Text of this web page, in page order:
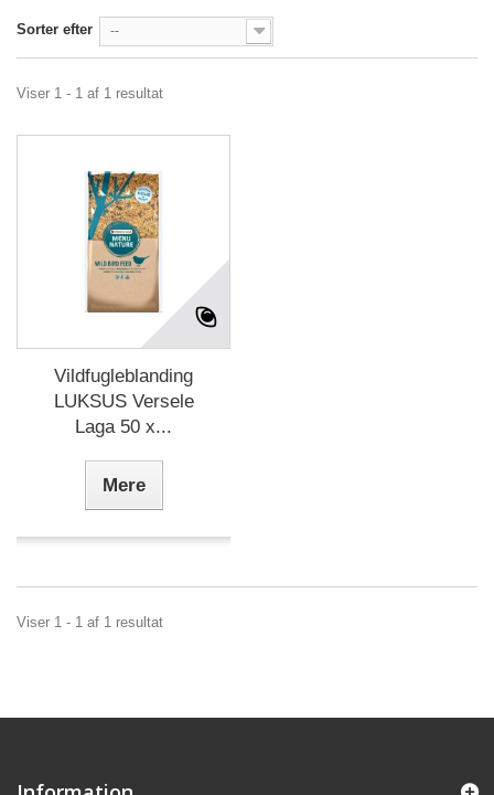
Sorter efter --
Viser 1 - 1 af 1 resultat
Vildfugleblanding
LUKSUS Versele
Laga 50 x...
Mere
Viser 1 - 1 af 1 resultat